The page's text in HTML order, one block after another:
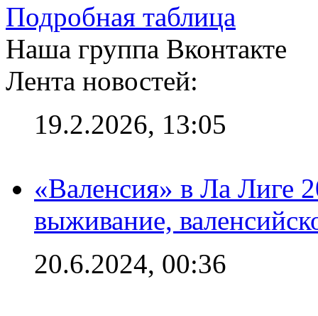
Подробная таблица
Наша группа Вконтакте
Лента новостей:
19.2.2026, 13:05
«Валенсия» в Ла Лиге
выживание,
20.6.2024, 00:36